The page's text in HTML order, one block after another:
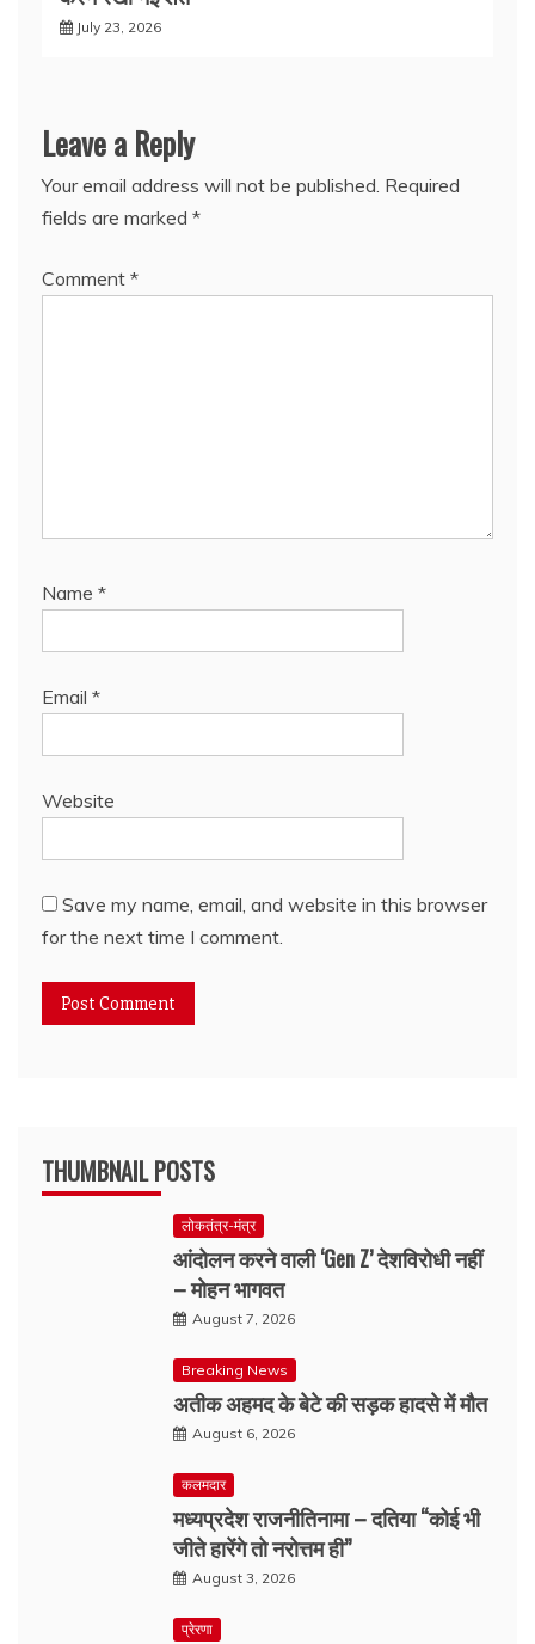
July 23, 2026
Leave a Reply
Your email address will not be published. Required
fields are marked *
Comment *
Name *
Email *
Website
Save my name, email, and website in this browser
for the next time I comment.
THUMBNAIL POSTS
लोकतंत्र-मंत्र
आंदोलन करने वाली ‘Gen Z’ देशविरोधी नहीं
– मोहन भागवत
August 7, 2026
Breaking News
अतीक अहमद के बेटे की सड़क हादसे में मौत
August 6, 2026
कलमदार
मध्यप्रदेश राजनीतिनामा – दतिया “कोई भी
जीते हारेंगे तो नरोत्तम ही”
August 3, 2026
प्रेरणा